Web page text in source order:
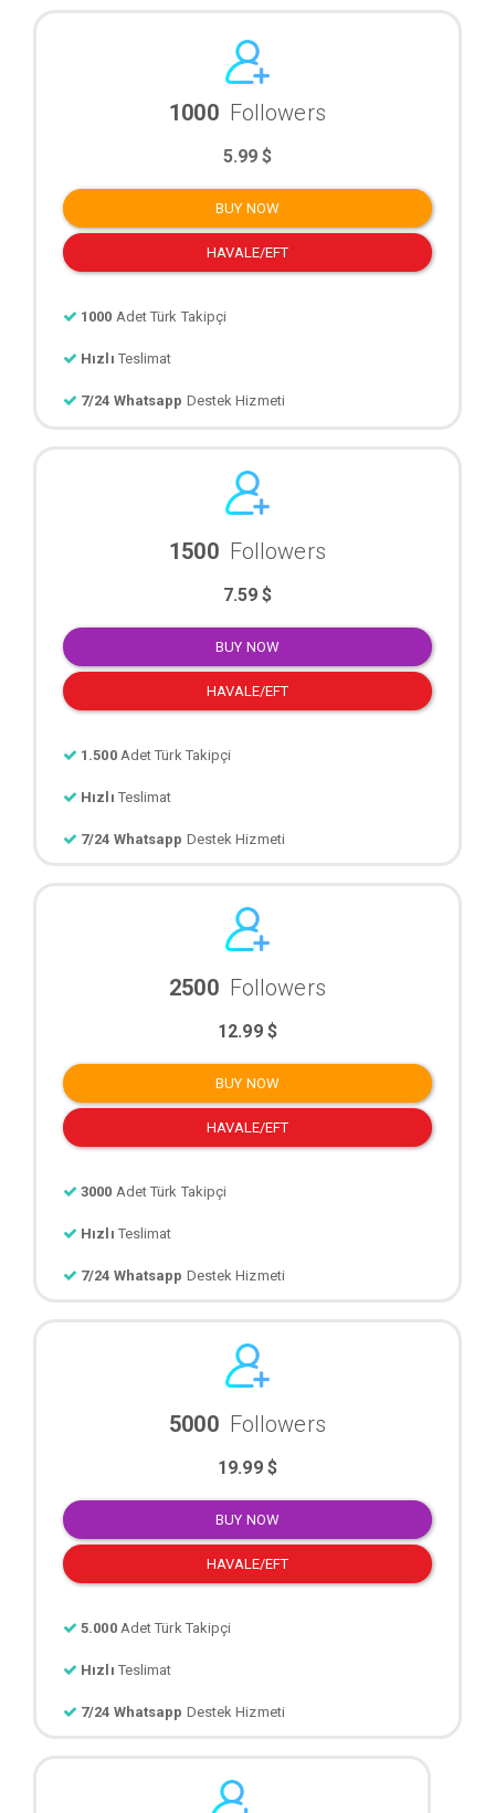
1000 Followers
5.99 $
BUY NOW
HAVALE/EFT
1000 Adet Türk Takipçi
Hızlı Teslimat
7/24 Whatsapp Destek Hizmeti
1500 Followers
7.59 $
BUY NOW
HAVALE/EFT
1.500 Adet Türk Takipçi
Hızlı Teslimat
7/24 Whatsapp Destek Hizmeti
2500 Followers
12.99 $
BUY NOW
HAVALE/EFT
3000 Adet Türk Takipçi
Hızlı Teslimat
7/24 Whatsapp Destek Hizmeti
5000 Followers
19.99 $
BUY NOW
HAVALE/EFT
5.000 Adet Türk Takipçi
Hızlı Teslimat
7/24 Whatsapp Destek Hizmeti